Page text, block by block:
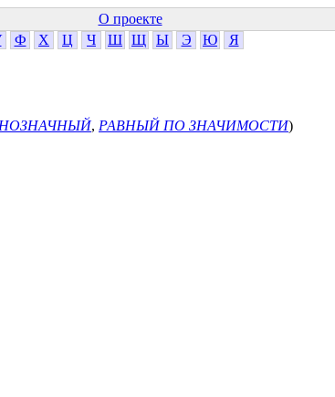
О проекте
Ф Х Ц Ч Ш Щ Ы Э Ю Я
, РАВНЫЙ ПО ЗНАЧИМОСТИ)